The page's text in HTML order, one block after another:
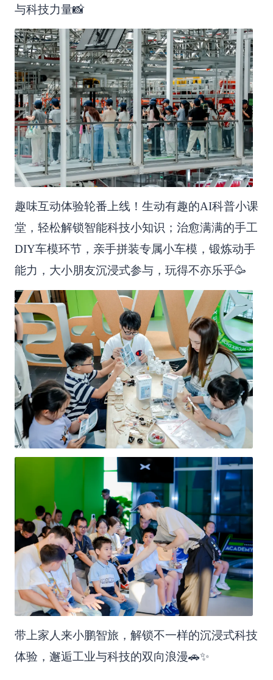
与科技力量📸
趣味互动体验轮番上线！生动有趣的AI科普小课
堂，轻松解锁智能科技小知识；治愈满满的手工
DIY车模环节，亲手拼装专属小车模，锻炼动手
能力，大小朋友沉浸式参与，玩得不亦乐乎🥳
带上家人来小鹏智旅，解锁不一样的沉浸式科技
体验，邂逅工业与科技的双向浪漫🚗✨